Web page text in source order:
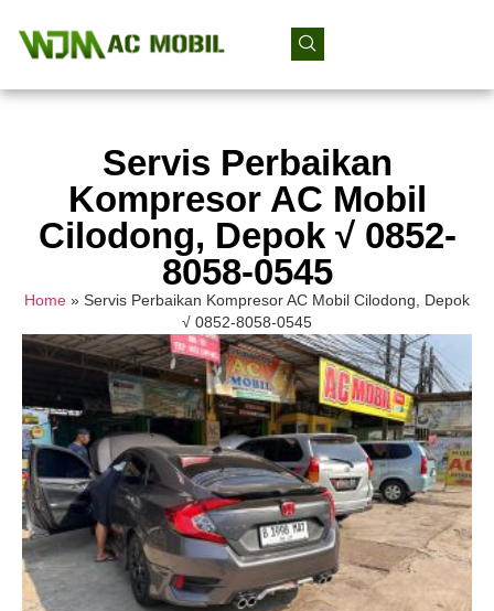
Servis Perbaikan
Kompresor AC Mobil
Cilodong, Depok √ 0852-
8058-0545
Home » Servis Perbaikan Kompresor AC Mobil Cilodong, Depok
√ 0852-8058-0545